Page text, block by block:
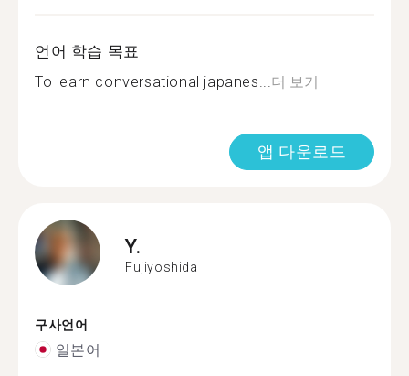
언어 학습 목표
To learn conversational japanes...더 보기
앱 다운로드
Y.
Fujiyoshida
구사언어
일본어